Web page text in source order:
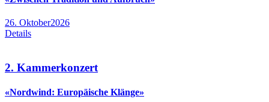
26. Oktober2026
Details
2. Kammerkonzert
«Nordwind: Europäische Klänge»